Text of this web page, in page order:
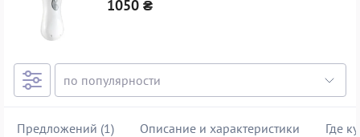
1050 ₴
Предложений (1) Описание и характеристики Где